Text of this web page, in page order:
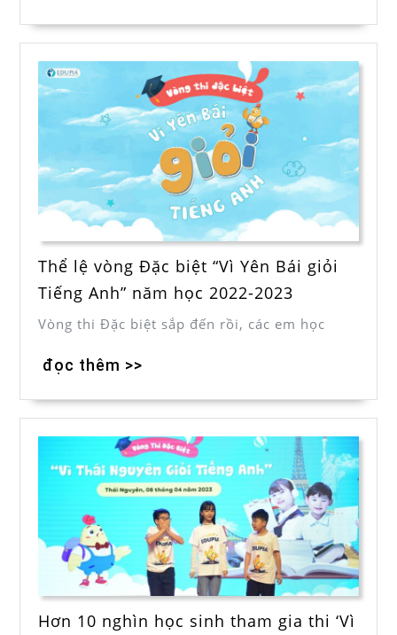
Thể lệ vòng Đặc biệt “Vì Yên Bái giỏi
Tiếng Anh” năm học 2022-2023
Vòng thi Đặc biệt sắp đến rồi, các em học
đọc thêm >>
Hơn 10 nghìn học sinh tham gia thi ‘Vì